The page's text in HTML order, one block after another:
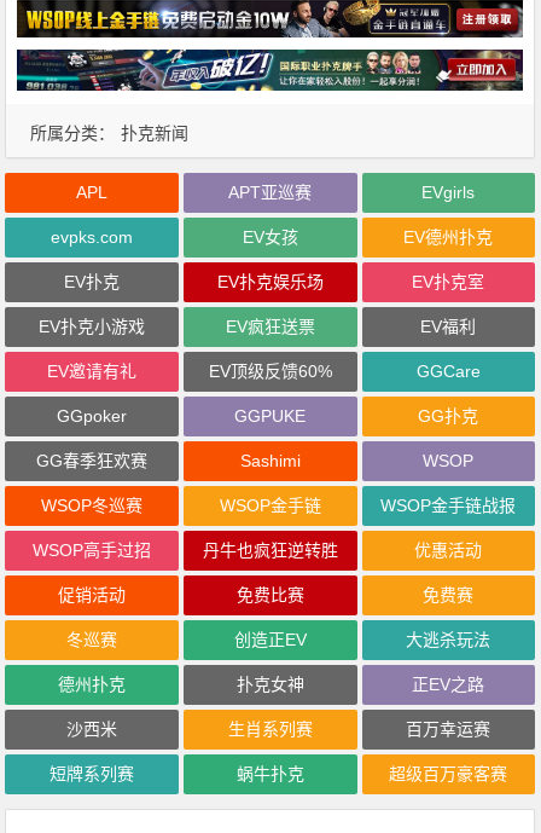
所属分类： 扑克新闻
APL APT亚巡赛 EVgirls
evpks.com EV女孩 EV德州扑克
EV扑克 EV扑克娱乐场 EV扑克室
EV扑克小游戏 EV疯狂送票 EV福利
EV邀请有礼 EV顶级反馈60% GGCare
GGpoker GGPUKE GG扑克
GG春季狂欢赛 Sashimi WSOP
WSOP冬巡赛 WSOP金手链 WSOP金手链战报
WSOP高手过招 丹牛也疯狂逆转胜 优惠活动
促销活动 免费比赛 免费赛
冬巡赛 创造正EV 大逃杀玩法
德州扑克 扑克女神 正EV之路
沙西米 生肖系列赛 百万幸运赛
短牌系列赛 蜗牛扑克 超级百万豪客赛